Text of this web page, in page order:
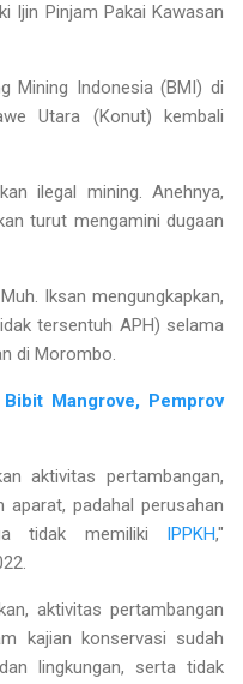
Ijin Pinjam Pakai Kawasan
Mining Indonesia (BMI) di
Utara (Konut) kembali
ilegal mining. Anehnya,
turut mengamini dugaan
Iksan mengungkapkan,
tersentuh APH) selama
di Morombo.
Mangrove, Pemprov
aktivitas pertambangan,
aparat, padahal perusahan
tidak memiliki
IPPKH,"
aktivitas pertambangan
kajian konservasi sudah
dan lingkungan, serta tidak